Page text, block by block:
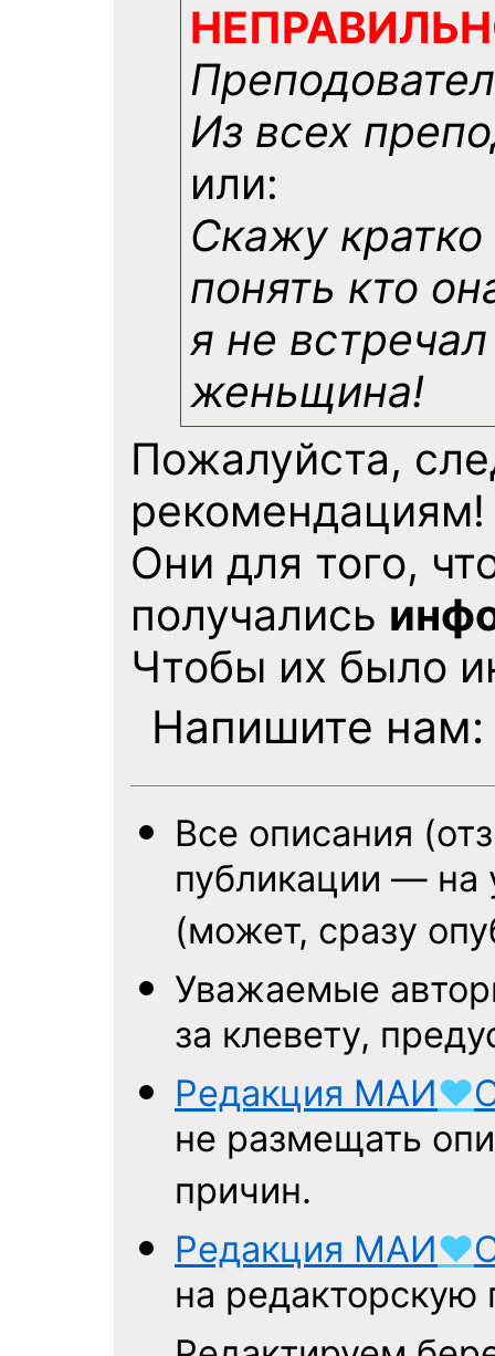
Из всех
или:
Скажу
понять кто
я не
женьщина!
Пожалуйста,
рекомендациям!
Они для того,
получались
Чтобы их было
Напишите нам:
Все описания
публикации —
(может, сразу
Уважаемые
за клевету,
Редакция МАИ♥
не размещать
причин.
Редакция МАИ♥
на редакторскую